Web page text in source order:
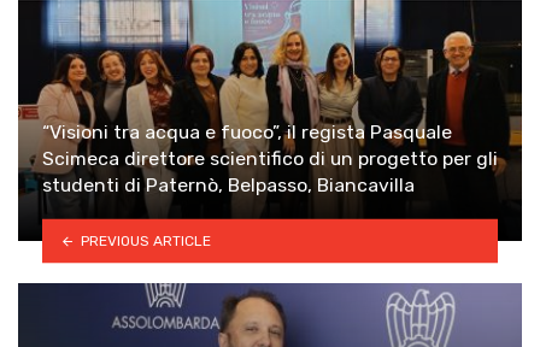
“Visioni tra acqua e fuoco”, il regista Pasquale
Scimeca direttore scientifico di un progetto per gli
studenti di Paternò, Belpasso, Biancavilla
PREVIOUS ARTICLE